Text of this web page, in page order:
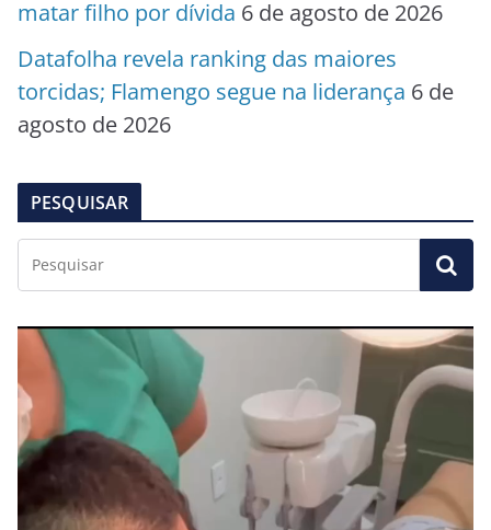
matar filho por dívida 6 de agosto de 2026
Datafolha revela ranking das maiores
torcidas; Flamengo segue na liderança 6 de
agosto de 2026
PESQUISAR